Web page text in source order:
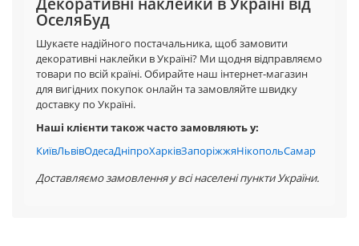
ОселяБуд
Шукаєте надійного постачальника, щоб замовити
декоративні наклейки в Україні? Ми щодня відправляємо
товари по всій країні. Обирайте наш інтернет-магазин
для вигідних покупок онлайн та замовляйте швидку
доставку по Україні.
Наші клієнти також часто замовляють у:
КиївЛьвівОдесаДніпроХарківЗапоріжжяНікопольСамар
Доставляємо замовлення у всі населені пункти України.